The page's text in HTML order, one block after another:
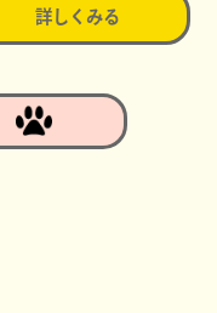
詳しくみる